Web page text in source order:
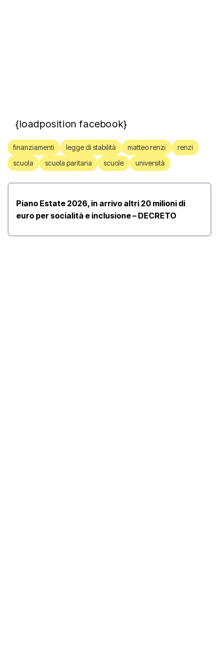
{loadposition facebook}
finanziamenti legge di stabilità matteo renzi
renzi
scuola
scuola paritaria scuole università
Piano Estate 2026, in arrivo altri 20 milioni di
euro per socialità e inclusione – DECRETO